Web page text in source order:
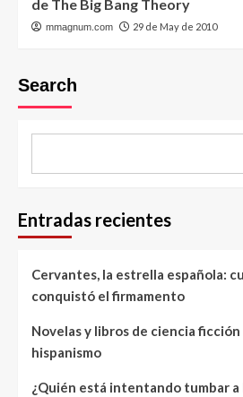
de The Big Bang Theory
mmagnum.com 29 de May de 2010
Search
Entradas recientes
Cervantes, la estrella española:
conquistó el firmamento
Novelas y libros de ciencia
hispanismo
¿Quién está intentando tumbar a